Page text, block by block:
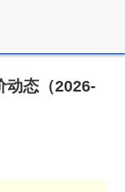
动态（2026-